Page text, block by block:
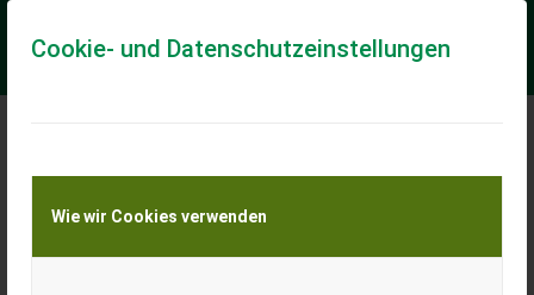
Cookie- und Datenschutzeinstellungen
Wie wir Cookies verwenden
Meine Transportkostenanfrage
Transport von Land- und Baumaschinen –
KEINE Tiertransporte